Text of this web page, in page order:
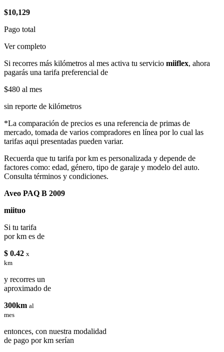
$10,129
Pago total
Ver completo
Si recorres más kilómetros al mes activa tu servicio miiflex, ahora
pagarás una tarifa preferencial de
$480 al mes
sin reporte de kilómetros
*La comparación de precios es una referencia de primas de
mercado, tomada de varios compradores en línea por lo cual las
tarifas aqui presentadas pueden variar.
Recuerda que tu tarifa por km es personalizada y depende de
factores como: edad, género, tipo de garaje y modelo del auto.
Consulta términos y condiciones.
Aveo PAQ B 2009
miituo
Si tu tarifa
por km es de
$ 0.42 x
km
y recorres un
aproximado de
300km al
mes
entonces, con nuestra modalidad
de pago por km serían